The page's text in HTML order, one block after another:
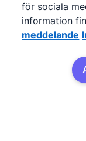
Användarvillkor
för sociala
information
meddelande